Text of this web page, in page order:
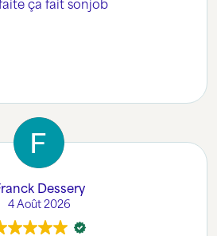
ça fait sonjob
Dessery
4 Août 2026